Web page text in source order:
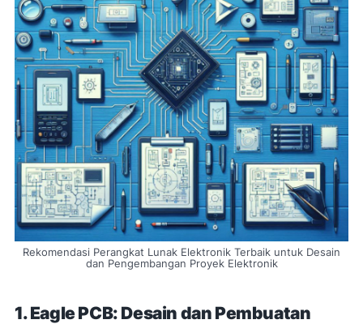
Rekomendasi Perangkat Lunak Elektronik Terbaik untuk Desain
dan Pengembangan Proyek Elektronik
1. Eagle PCB: Desain dan Pembuatan